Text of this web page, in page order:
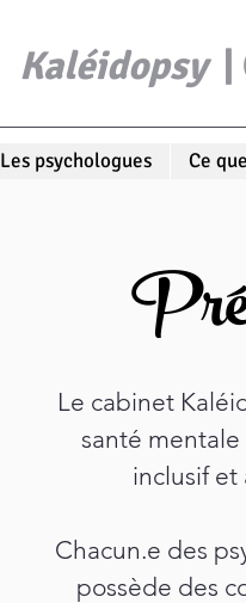
Kaléidopsy
Les psychologues Ce
Le cabinet
santé
inclusif et
Chacun.e des
possède des